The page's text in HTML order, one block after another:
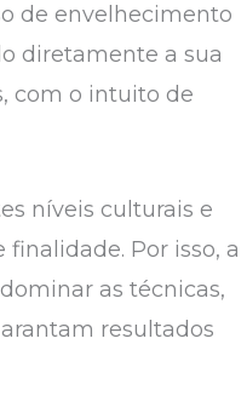
de envelhecimento
diretamente a sua
com o intuito de
níveis culturais e
Por isso, a
as técnicas,
resultados